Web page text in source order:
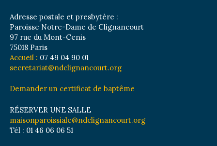
Adresse postale et presbytère :
Paroisse Notre-Dame de Clignancourt
97 rue du Mont-Cenis
75018 Paris
Accueil : 07 49 04 90 01
secretariat@ndclignancourt.org
Demander un certificat de baptême
RÉSERVER UNE SALLE
maisonparoissiale@ndclignancourt.org
Tél : 01 46 06 06 51